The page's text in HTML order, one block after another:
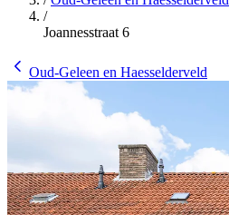
/
Joannesstraat 6
Oud-Geleen en Haesselderveld